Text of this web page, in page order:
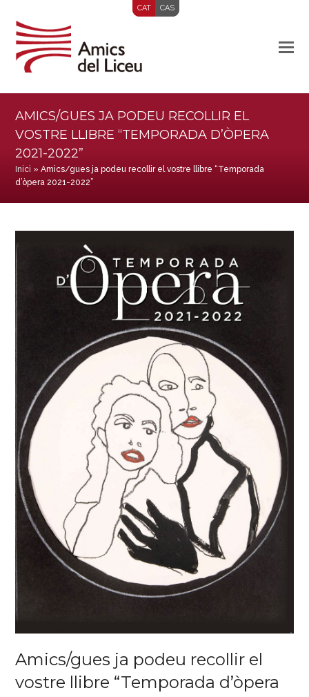
CAT CAS
AMICS/GUES JA PODEU RECOLLIR EL
VOSTRE LLIBRE “TEMPORADA D’ÒPERA
2021-2022”
Inici »Amics/gues ja podeu recollir el vostre llibre “Temporada
d’òpera 2021-2022”
Amics/gues ja podeu recollir el
vostre llibre “Temporada d’òpera